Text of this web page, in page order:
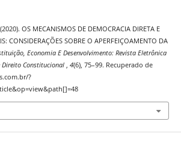
OS MECANISMOS DE DEMOCRACIA DIRETA E
CONSIDERAÇÕES SOBRE O APERFEIÇOAMENTO DA
Economia E Desenvolvimento: Revista Eletrônica
Direito Constitucional , 4(6), 75–99. Recuperado de
?